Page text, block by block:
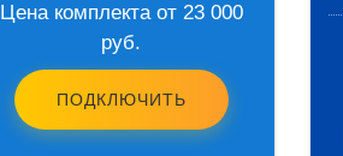
Цена комплекта от 23 000
руб.
ПОДКЛЮЧИТЬ